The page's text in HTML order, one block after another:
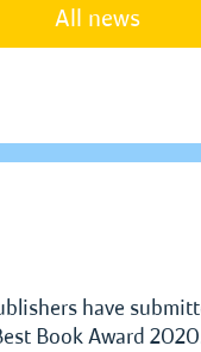
All news
have
Book Award